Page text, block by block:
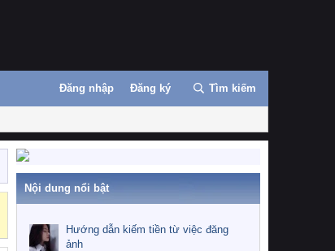
Đăng nhập Đăng ký Tìm kiếm
Nội dung nổi bật
Hướng dẫn kiếm tiền từ việc đăng
ảnh